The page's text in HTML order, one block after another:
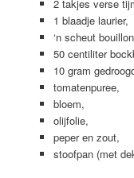
2 takjes verse
1 blaadje laurier,
‘n scheut
50 centiliter
10 gram
tomatenpuree,
bloem,
olijfolie,
peper en zout,
stoofpan (met